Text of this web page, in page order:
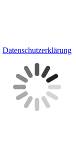
Datenschutzerklärung